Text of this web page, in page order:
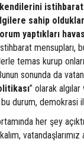
sahip
yaptıkları
mensupları,
temas kurup
sonunda da
” olarak
durum, demokrasi
her şey
vatandaşlarımız